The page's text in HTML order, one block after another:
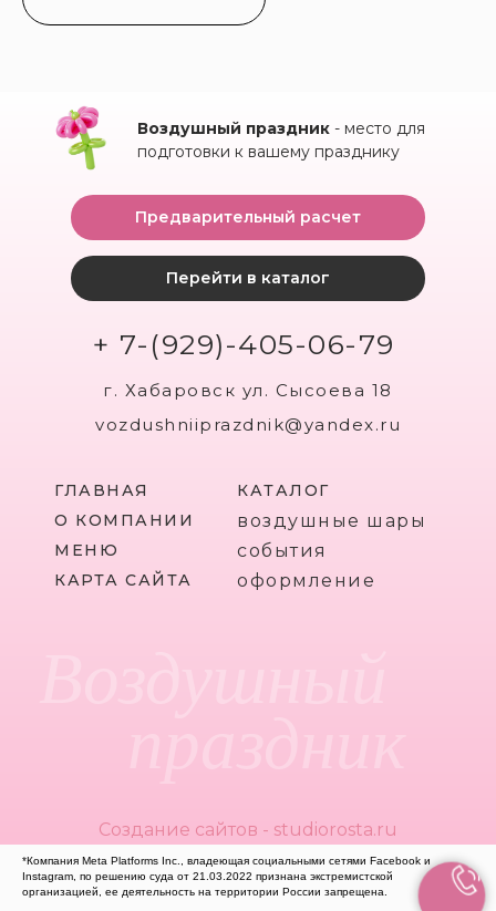
Воздушный праздник - место для
подготовки к вашему празднику
ГЛАВНАЯ
Создание сайтов - studiorosta.ru
Перейти в каталог
Предварительный расчет
+ 7-(929)-405-06-79
г. Хабаровск ул. Сысоева 18
vozdushniiprazdnik@yandex.ru
О КОМПАНИИ
КАРТА САЙТА
МЕНЮ
КАТАЛОГ
воздушные шары
события
оформление
*Компания Meta Platforms Inc., владеющая социальными сетями Facebook и
Instagram, по решению суда от 21.03.2022 признана экстремистской
организацией, ее деятельность на территории России запрещена.